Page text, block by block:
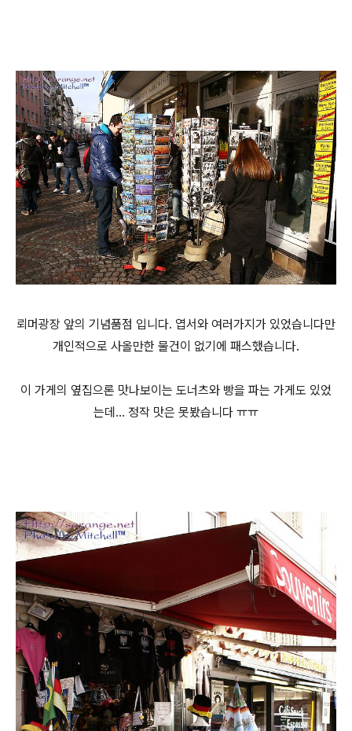
뢰머광장 앞의 기념품점 입니다. 엽서와 여러가지가 있었습니다만
개인적으로 사올만한 물건이 없기에 패스했습니다.
이 가게의 옆집으론 맛나보이는 도너츠와 빵을 파는 가게도 있었
는데... 정작 맛은 못봤습니다 ㅠㅠ